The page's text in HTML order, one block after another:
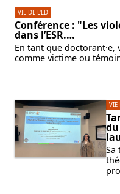
VIE DE L'ED
Conférence : "Les
dans l’ESR.…
En tant que doctorant·e,
comme victime ou
VIE
Sa